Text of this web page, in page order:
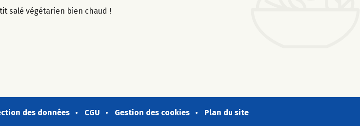
salé végétarien bien chaud !
des données CGU Gestion des cookies Plan du site